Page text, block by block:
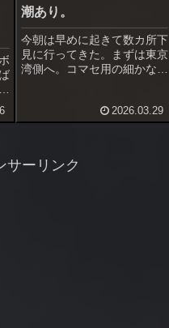
潮あり。
今朝は早めに起きて数カ所下
見に行ってきた。まずは東京
湾側へ。コマセ用の細かな砂
無かったけれど、やはり菜っ
葉潮は継続。水深は1m未
て相模湾...
2026.03.29
サーリンク